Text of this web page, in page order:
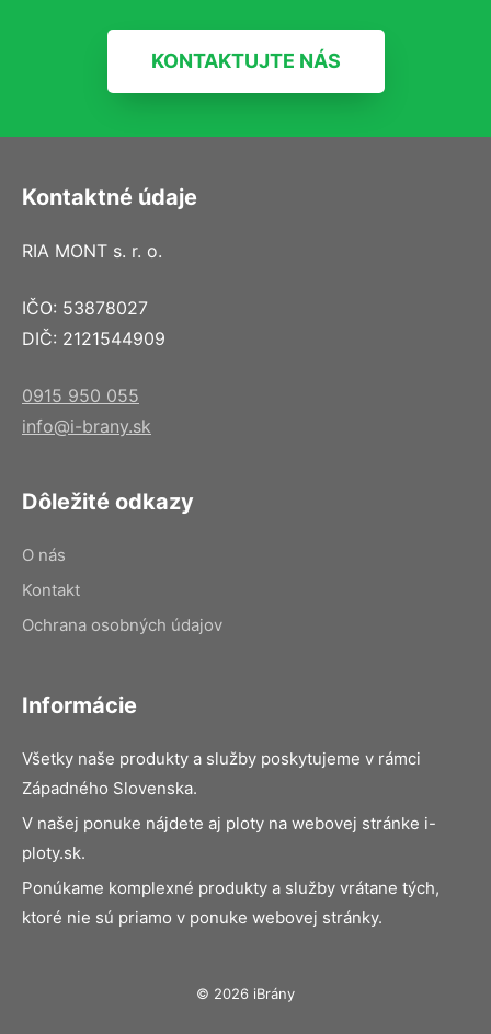
KONTAKTUJTE NÁS
Kontaktné údaje
RIA MONT s. r. o.
IČO: 53878027
DIČ: 2121544909
0915 950 055
info@i-brany.sk
Dôležité odkazy
O nás
Kontakt
Ochrana osobných údajov
Informácie
Všetky naše produkty a služby poskytujeme v rámci
Západného Slovenska.
V našej ponuke nájdete aj ploty na webovej stránke i-
ploty.sk.
Ponúkame komplexné produkty a služby vrátane tých,
ktoré nie sú priamo v ponuke webovej stránky.
© 2026 iBrány